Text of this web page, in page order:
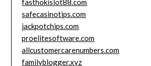
safecasinotips.com
jackpotchips.com
proelitesoftware.com
allcustomercarenumbers.com
familyblogger.xyz